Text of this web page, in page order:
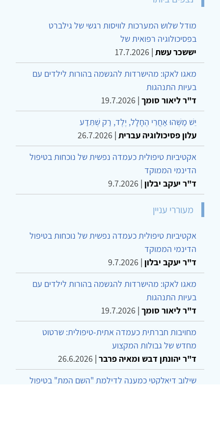
מודל שלוש המערכות לוויסות רגשי של גילברט
בפסיכולוגיה רפואית של
יששכר עשת |
17.7.2026
מאגו לאקו: מהישרדות להגשמה בהורות לילדים עם
בעיות התנהגות
ד"ר ליאור סומך |
19.7.2026
יֵשׁ מַשֶּׁהוּ אַחֲרֵי הֶחָלָל, יֶלֶד, רַק שֶׁתֵּדַע
עלון פסיכולוגיה עברית |
26.7.2026
אקטיביות טיפולית כעמדה נפשית של נוכחות בטיפול
הדינמי הממוקד
ד"ר יעקב יבלון |
9.7.2026
מעוררי עניין
אקטיביות טיפולית כעמדה נפשית של נוכחות בטיפול
הדינמי הממוקד
ד"ר יעקב יבלון |
9.7.2026
מאגו לאקו: מהישרדות להגשמה בהורות לילדים עם
בעיות התנהגות
ד"ר ליאור סומך |
19.7.2026
מחויבות חברתית כעמדה אתית-טיפולית: שרטוט
מחדש של גבולות המקצוע
ד"ר יהונתן דבש ומאיה פרבר |
26.6.2026
שילוב דיאלקטי כמענה לדילמת "השם המת" בטיפול